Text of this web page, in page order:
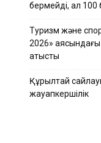
бермейді, ал 100
Туризм және
2026»
қатысты
Құрылтай
жауапкершілік